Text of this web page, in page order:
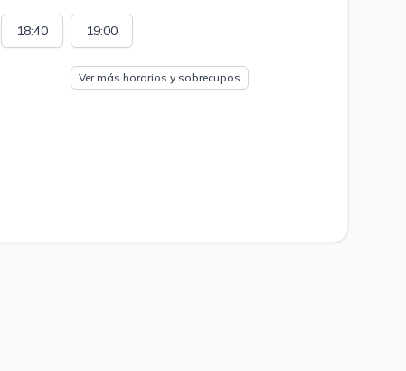
18:40 19:00
Ver más horarios y sobrecupos